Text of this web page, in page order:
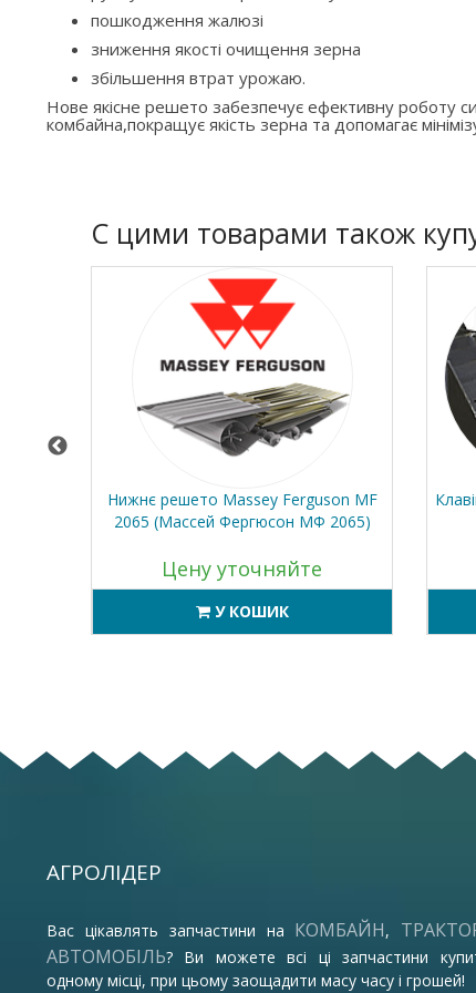
пошкодження жалюзі
зниження якості очищення зерна
збільшення втрат урожаю.
Нове якісне решето забезпечує ефективну роботу
комбайна,покращує якість зерна та допомагає
C цими товарами також
Нижнє решето Massey Ferguson MF
2065 (Массей Фергюсон МФ 2065)
Цену уточняйте
У КОШИК
АГРОЛІДЕР
Вас цікавлять запчастини на КОМБАЙН,
АВТОМОБІЛЬ? Ви можете всі ці запчастини
одному місці, при цьому заощадити масу часу і грошей!